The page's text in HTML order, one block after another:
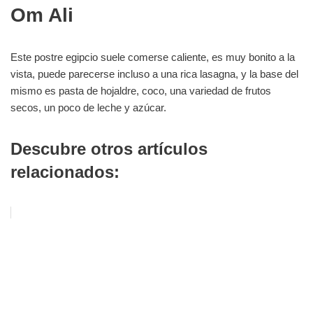
Om Ali
Este postre egipcio suele comerse caliente, es muy bonito a la
vista, puede parecerse incluso a una rica lasagna, y la base del
mismo es pasta de hojaldre, coco, una variedad de frutos
secos, un poco de leche y azúcar.
Descubre otros artículos
relacionados: